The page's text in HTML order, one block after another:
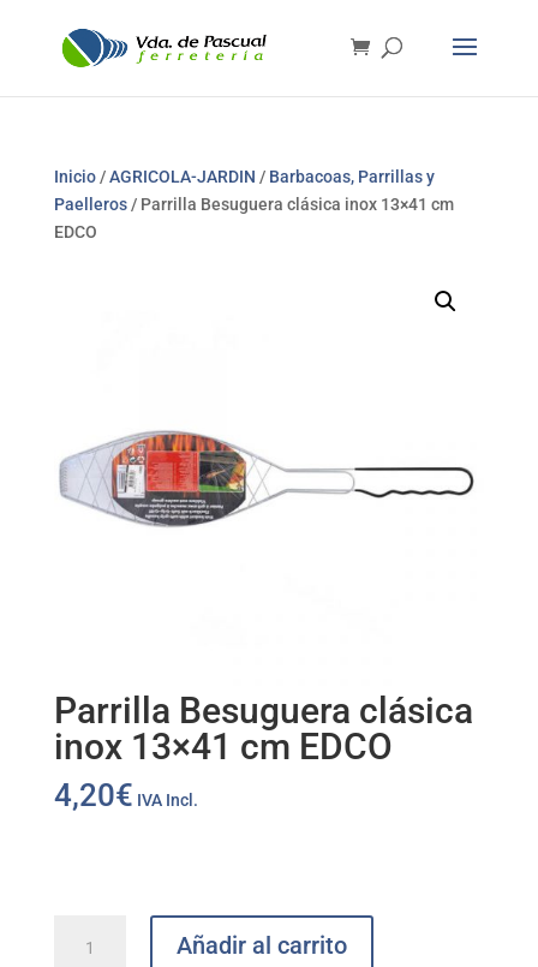
Inicio/AGRICOLA-JARDIN / Barbacoas, Parrillas y
Paelleros/ Parrilla Besuguera clásica inox 13×41 cm
EDCO
Parrilla Besuguera clásica
inox 13×41 cm EDCO
4,20€ IVA Incl.
Besuguera
Añadir al carrito